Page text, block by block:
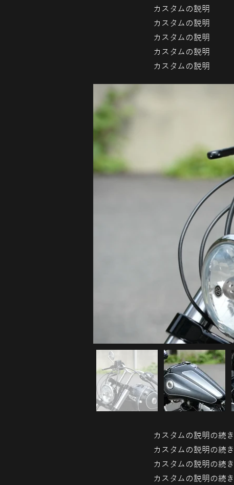
カスタムの説明
カスタムの説明
カスタムの説明
カスタムの説明
カスタムの説明
カスタムの説明の続き
カスタムの説明の続き
カスタムの説明の続き
カスタムの説明の続き